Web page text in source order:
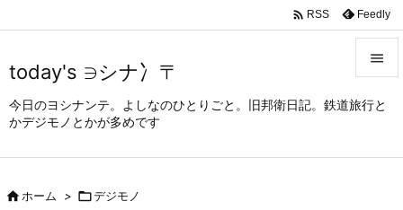
today's ∋シナ冫〒
今日のヨシナンテ。よしなのひとりごと。旧邦衛日記。鉄道旅行と
かデジモノとかが多めです


メニュ
サイド
 RSS Feedly
ホーム > デジモノ